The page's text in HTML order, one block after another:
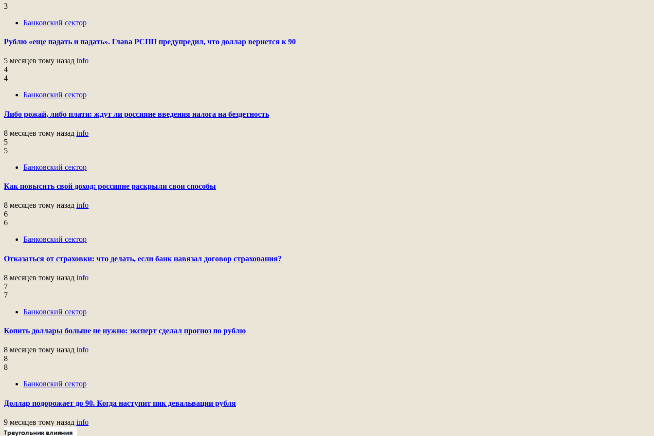
3
Банковский сектор
Рублю «еще падать и падать». Глава РСПП предупредил, что доллар вернется к 90
5 месяцев тому назад info
4
4
Банковский сектор
Либо рожай, либо плати: ждут ли россияне введения налога на бездетность
8 месяцев тому назад info
5
5
Банковский сектор
Как повысить свой доход: россияне раскрыли свои способы
8 месяцев тому назад info
6
6
Банковский сектор
Отказаться от страховки: что делать, если банк навязал договор страхования?
8 месяцев тому назад info
7
7
Банковский сектор
Копить доллары больше не нужно: эксперт сделал прогноз по рублю
8 месяцев тому назад info
8
8
Банковский сектор
Доллар подорожает до 90. Когда наступит пик девальвации рубля
9 месяцев тому назад info